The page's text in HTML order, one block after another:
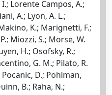
Lorente Campos, A.;
A.; Lyon, A. L.;
K.; Marignetti, F.;
Miozzi, S.; Morse, W.
H.; Osofsky, R.;
G. M.; Pilato, R.
Pocanic, D.; Pohlman,
B.; Raha, N.;